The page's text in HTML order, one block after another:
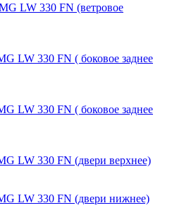
LW 330 FN (ветровое
LW 330 FN ( боковое заднее
LW 330 FN ( боковое заднее
LW 330 FN (двери верхнее)
LW 330 FN (двери нижнее)